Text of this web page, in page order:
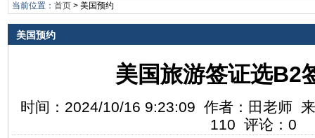
当前位置： 首页> 美国预约
美国预约
美国旅游签证选B2
时间：2024/10/16 9:23:09 作者：田老师
110 评论：0